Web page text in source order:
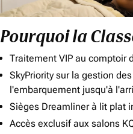
Pourquoi la
Traitement VIP au comptoir
SkyPriority sur la gestion
l'embarquement jusqu'à
Sièges Dreamliner à lit plat
Accès exclusif aux salons